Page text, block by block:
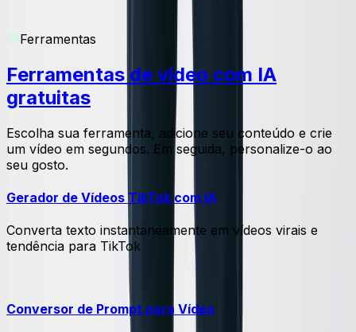
Ferramentas
Ferramentas de vídeo com IA
gratuitas
Escolha sua ferramenta, adicione seu conteúdo e crie
um vídeo em segundos. Em seguida, personalize-o ao
seu gosto.
Gerador de Vídeos TikTok com IA
Converta texto instantaneamente em vídeos virais e
tendência para TikTok
Conversor de Prompt para Vídeo